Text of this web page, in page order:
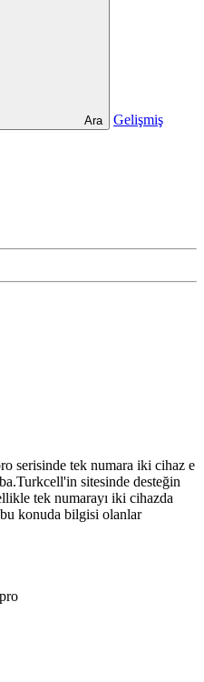
Ara
Gelişmiş
serisinde tek numara iki cihaz e
sitesinde desteğin
tek numarayı iki cihazda
konuda bilgisi olanlar